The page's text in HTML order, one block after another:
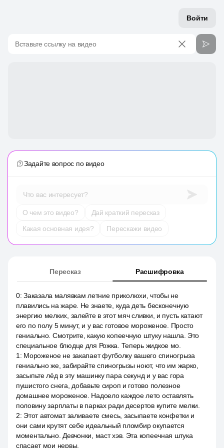
Войти
Вставьте ссылку на видео
Задайте вопрос по видео
Что вас интересует?
О чем это видео?
Дай краткий пересказ
Какая основная идея?
Перескажи видео
Пересказ Расшифровка
0:Заказала малявкам летние приколюхи, чтобы не
плавились на жаре. Не знаете, куда деть бесконечную
энергию мелких, залейте в этот мяч сливки, и пусть катают
его по полу 5 минут, и у вас готовое мороженое. Просто
гениально. Смотрите, какую копеечную штуку нашла. Это
специальное блюдце для Рожка. Теперь жидкое мо.
1 : Мороженое не закапает футболку вашего спиногрыза
гениально же, забирайте спиногрызы ноют, что им жарко,
засыпьте лёд в эту машинку пара секунд и у вас гора
пушистого снега, добавьте сироп и готово полезное
домашнее мороженое. Надоело каждое лето оставлять
половину зарплаты в парках ради десертов купите мелки.
2: Этот автомат заливаете смесь, засыпаете конфетки и
они сами крутят себе идеальный пломбир окупается
моментально. Девчонки, маст хэв. Эта копеечная штука
спасает мои нервы.